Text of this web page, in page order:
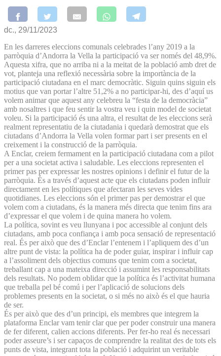
dc., 29/11/2023
En les darreres eleccions comunals celebrades l’any 2019 a la
parròquia d’Andorra la Vella la participació va ser només del 48,9%.
Aquesta xifra, que no arriba ni a la meitat de la població amb dret de
vot, planteja una reflexió necessària sobre la importància de la
participació ciutadana en el marc democràtic. Siguin quins siguin els
motius que van portar l’altre 51,2% a no participar-hi, des d’aquí us
volem animar que aquest any celebreu la “festa de la democràcia”
amb nosaltres i que feu sentir la vostra veu i quin model de societat
voleu. Si la participació és una altra, el resultat de les eleccions serà
realment representatiu de la ciutadania i quedarà demostrat que els
ciutadans d’Andorra la Vella volen formar part i ser presents en el
creixement i la construcció de la parròquia.
A Enclar, creiem fermament en la participació ciutadana com a pilot
per a una societat activa i saludable. Les eleccions representen el
primer pas per expressar les nostres opinions i definir el futur de la
parròquia. És a través d’aquest acte que els ciutadans poden influir
directament en les polítiques que afectaran les seves vides
quotidianes. Les eleccions són el primer pas per demostrar el que
volem com a ciutadans, és la manera més directa que tenim fins ara
d’expressar el que volem i de quina manera ho volem.
La política, sovint es veu llunyana i poc accessible al conjunt dels
ciutadans, amb poca confiança i amb poca sensació de representació
real. És per això que des d’Enclar l’entenem i l’apliquem des d’un
altre punt de vista: la política ha de poder guiar, inspirar i influir cap
a l’assoliment dels objectius comuns que tenim com a societat,
treballant cap a una mateixa direcció i assumint les responsabilitats
dels resultats. No podem oblidar que la política és l’activitat humana
que treballa pel bé comú i per l’aplicació de solucions dels
problemes presents en la societat, o si més no això és el que hauria
de ser.
És per això que des d’un principi, els membres que integrem la
plataforma Enclar vam tenir clar que per poder construir una manera
de fer diferent, calien accions diferents. Per fer-ho real és necessari
poder asseure’s i ser capaços de comprendre la realitat des de tots els
punts de vista, integrant tota la població i adquirint un veritable